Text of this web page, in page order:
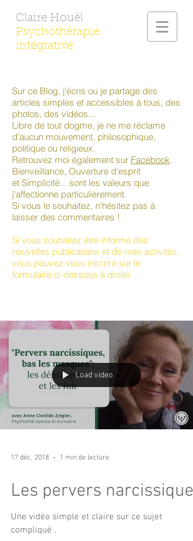
Claire Houël
Psychothérapie
intégrative
Sur ce Blog, j'écris ou je partage des
articles simples et accessibles à tous, des
photos, des vidéos...
Libre de tout dogme, je ne me réclame
d'aucun mouvement, philosophique,
politique ou religieux.
Retrouvez moi également sur Facebook.
Bienveillance, Ouverture d'esprit
et Simplicité... sont les valeurs que
j'affectionne particulièrement.
Si vous le souhaitez, n'hésitez pas à
laisser des commentaires !
Si vous souhaitez être informé des
nouvelles publications et de mes activités,
vous pouvez vous inscrire sur le
formulaire ci-dessous à droite.
Load video
17 déc. 2018 1 min de lecture
Les pervers narcissiques
Une vidéo simple et claire sur ce sujet
compliqué .